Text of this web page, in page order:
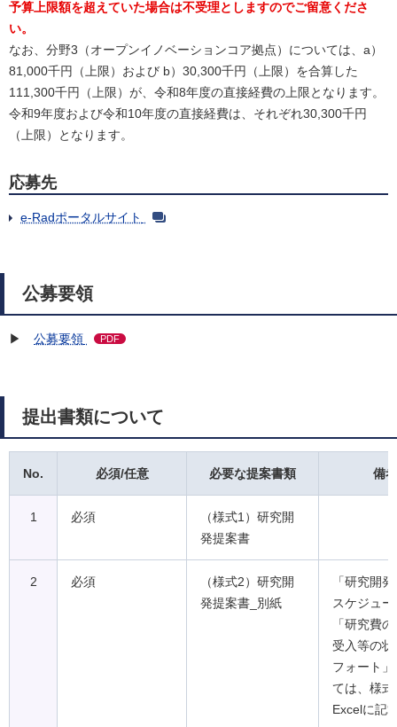
予算上限額を超えていた場合は不受理としますのでご留意くださ
い。
なお、分野3（オープンイノベーションコア拠点）については、a）
81,000千円（上限）および b）30,300千円（上限）を合算した
111,300千円（上限）が、令和8年度の直接経費の上限となります。
令和9年度および令和10年度の直接経費は、それぞれ30,300千円
（上限）となります。
応募先
e-Radポータルサイト
公募要領
▶ 公募要領 PDF
提出書類について
No. 必須/任意 必要な提案書類 備考
1 必須
（様式1）研究開
発提案書
2 必須
（様式2）研究開
発提案書_別紙
「研究開
スケジュ
「研究費
受入等の
フォート
ては、様
Excelに記